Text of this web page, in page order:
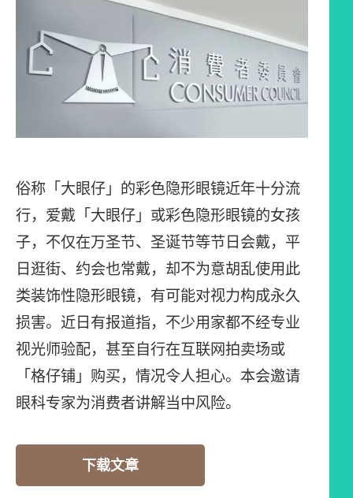
俗称「大眼仔」的彩色隐形眼镜近年十分流
行，爱戴「大眼仔」或彩色隐形眼镜的女孩
子，不仅在万圣节、圣诞节等节日会戴，平
日逛街、约会也常戴，却不为意胡乱使用此
类装饰性隐形眼镜，有可能对视力构成永久
损害。近日有报道指，不少用家都不经专业
视光师验配，甚至自行在互联网拍卖场或
「格仔铺」购买，情况令人担心。本会邀请
眼科专家为消费者讲解当中风险。
下载文章